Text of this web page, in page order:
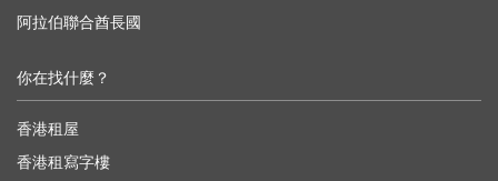
阿拉伯聯合酋長國
你在找什麼？
香港租屋
香港租寫字樓